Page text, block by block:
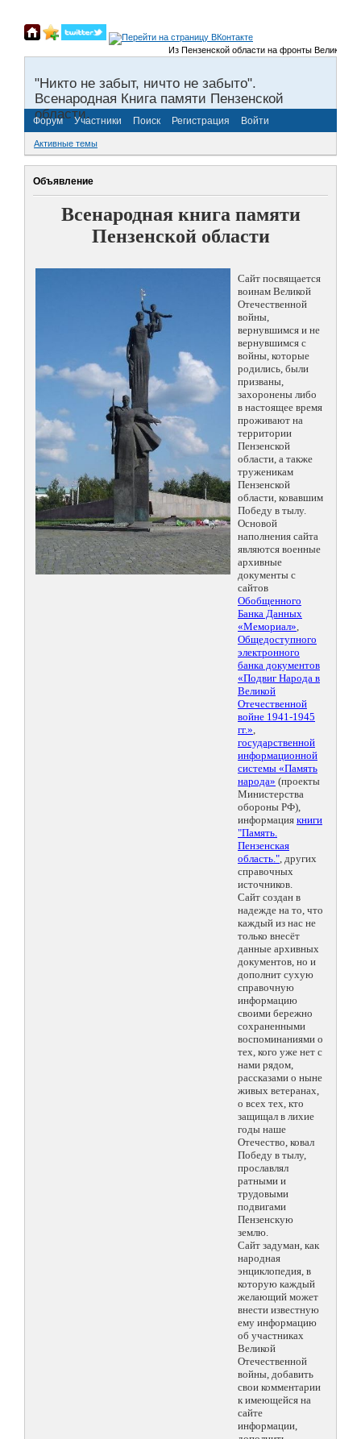
Из Пензенской области на фронты Великой
"Никто не забыт, ничто не забыто".
Всенародная Книга памяти Пензенской
области.
Форум Участники Поиск Регистрация Войти
Активные темы
Объявление
Всенародная книга памяти
Пензенской области
Сайт посвящается
воинам Великой
Отечественной
войны,
вернувшимся и не
вернувшимся с
войны, которые
родились, были
призваны,
захоронены либо
в настоящее время
проживают на
территории
Пензенской
области, а также
труженикам
Пензенской
области, ковавшим
Победу в тылу.
Основой
наполнения сайта
являются военные
архивные
документы с
сайтов
Обобщенного
Банка Данных
«Мемориал»,
Общедоступного
электронного
банка документов
«Подвиг Народа в
Великой
Отечественной
войне 1941-1945
гг.»,
государственной
информационной
системы «Память
народа» (проекты
Министерства
обороны РФ),
информация книги
"Память.
Пензенская
область.", других
справочных
источников.
Сайт создан в
надежде на то, что
каждый из нас не
только внесёт
данные архивных
документов, но и
дополнит сухую
справочную
информацию
своими бережно
сохраненными
воспоминаниями о
тех, кого уже нет с
нами рядом,
рассказами о ныне
живых ветеранах,
о всех тех, кто
защищал в лихие
годы наше
Отечество, ковал
Победу в тылу,
прославлял
ратными и
трудовыми
подвигами
Пензенскую
землю.
Сайт задуман, как
народная
энциклопедия, в
которую каждый
желающий может
внести известную
ему информацию
об участниках
Великой
Отечественной
войны, добавить
свои комментарии
к имеющейся на
сайте
информации,